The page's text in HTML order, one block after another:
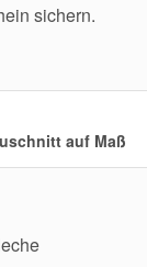
sichern.
auf Maß